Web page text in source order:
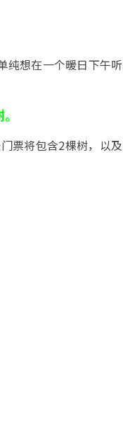
纯想在一个暖日下午听
票将包含2棵树，以及